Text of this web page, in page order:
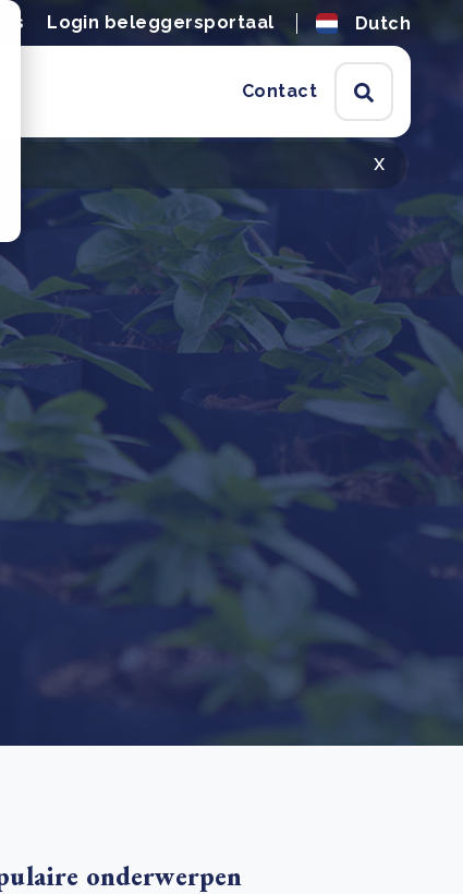
Login beleggersportaal Dutch
Contact
leggen voor het Sauki Cookstove Nigeria
Lees meer
voor het mkb: maak van dataverzoeken een
Lees meer
x
onderwerpen